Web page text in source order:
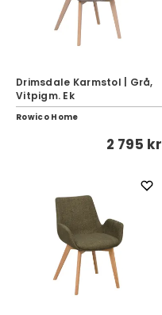
Drimsdale Karmstol | Grå,
Vitpigm. Ek
Rowico Home
2 795 kr